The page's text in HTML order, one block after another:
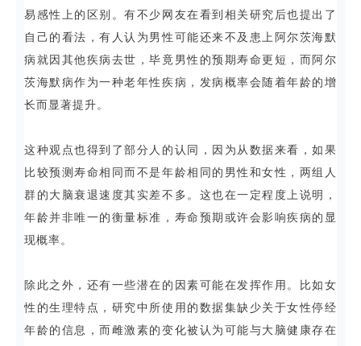
易感性上的区别。有不少网友在看到相关研究后也提出了
自己的看法，有人认为男性可能还来不及患上阿尔茨海默
病就因其他疾病去世，毕竟男性的预期寿命更短，而阿尔
茨海默病作为一种老年性疾病，发病概率会随着年龄的增
长而显著提升。
这种观点也得到了部分人的认同，因为从数据来看，如果
比较预测寿命相同而不是年龄相同的男性和女性，两组人
群的大脑衰退速度其实差不多。这也在一定程度上说明，
年龄并非唯一的衡量标准，寿命预期或许会影响疾病的显
现概率。
除此之外，还有一些潜在的因素可能在发挥作用。比如女
性的生理特点，研究中所使用的数据集缺少关于女性停经
年龄的信息，而雌激素的变化被认为可能与大脑健康存在